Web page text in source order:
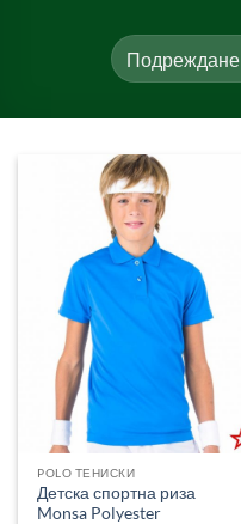
POLO ТЕНИСКИ
Детска спортна риза
Monsa Polyester